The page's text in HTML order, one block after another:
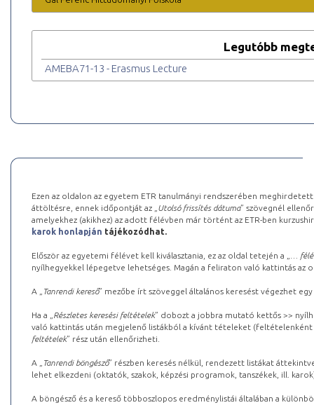
Legutóbb
AMEBA71-13 - Erasmus Lecture
Ezen az oldalon az egyetem ETR tanulmányi rendszerében
áttöltésre, ennek időpontját az „ Utolsó frissítés dátuma” szövegnél
amelyekhez (akikhez) az adott félévben már történt az ETR-ben
karok honlapján tájékozódhat.
Először az egyetemi félévet kell kiválasztania, ez az oldal tetején a „
…
nyílhegyekkel lépegetve lehetséges. Magán a feliraton való kattintás az
A „ Tanrendi kereső” mezőbe írt szöveggel általános keresést végezhet
Ha a „ Részletes keresési feltételek” dobozt a jobbra mutató kettős >>
való kattintás után megjelenő listákból a kívánt tételeket (feltételenként
feltételek” rész után ellenőrizheti.
A „ Tanrendi böngésző” részben keresés nélkül, rendezett listákat
lehet elkezdeni (oktatók, szakok, képzési programok, tanszékek, ill.
A böngésző és a kereső többoszlopos eredménylistái általában a